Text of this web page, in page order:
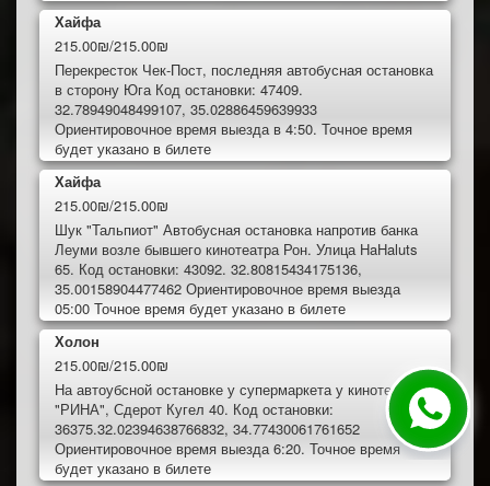
Хайфа
215.00₪/215.00₪
Перекресток Чек-Пост, последняя автобусная остановка
в сторону Юга Код остановки: 47409.
32.78949048499107, 35.02886459639933
Ориентировочное время выезда в 4:50. Точное время
будет указано в билете
Хайфа
215.00₪/215.00₪
Шук "Тальпиот" Автобусная остановка напротив банка
Леуми возле бывшего кинотеатра Рон. Улица HaHaluts
65. Код остановки: 43092. 32.80815434175136,
35.00158904477462 Ориентировочное время выезда
05:00 Точное время будет указано в билете
Холон
215.00₪/215.00₪
На автоубсной остановке у супермаркета у кинотеатра
"РИНА", Сдерот Кугел 40. Код остановки:
36375.32.02394638766832, 34.77430061761652
Ориентировочное время выезда 6:20. Точное время
будет указано в билете